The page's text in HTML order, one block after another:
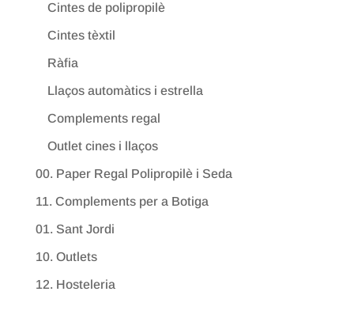
Cintes de polipropilè
Cintes tèxtil
Ràfia
Llaços automàtics i estrella
Complements regal
Outlet cines i llaços
00. Paper Regal Polipropilè i Seda
11. Complements per a Botiga
01. Sant Jordi
10. Outlets
12. Hosteleria